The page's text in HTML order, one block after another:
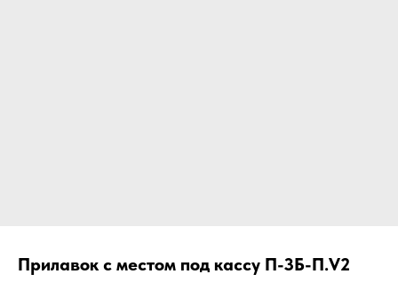
Прилавок с местом под кассу П-3Б-П.V2